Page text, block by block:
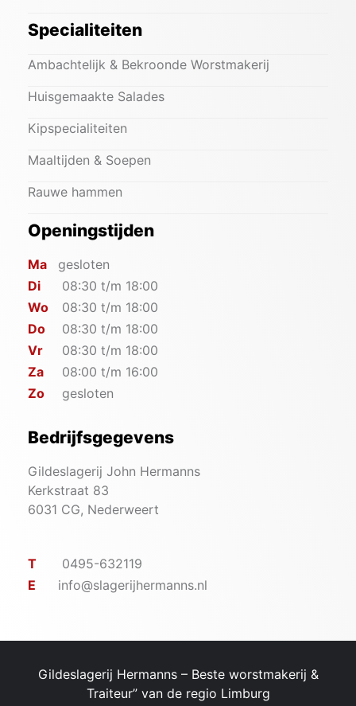
Specialiteiten
Ambachtelijk & Bekroonde Worstmakerij
Huisgemaakte Salades
Kipspecialiteiten
Maaltijden & Soepen
Rauwe hammen
Openingstijden
Ma
gesloten
Di
08:30 t/m 18:00
Wo
08:30 t/m 18:00
Do
08:30 t/m 18:00
Vr
08:30 t/m 18:00
Za
08:00 t/m 16:00
Zo
gesloten
Bedrijfsgegevens
Gildeslagerij John Hermanns
Kerkstraat 83
6031 CG, Nederweert
T
0495-632119
E
info@slagerijhermanns.nl
Gildeslagerij Hermanns – ​Beste worstmakerij &
Traiteur” van de regio Limburg